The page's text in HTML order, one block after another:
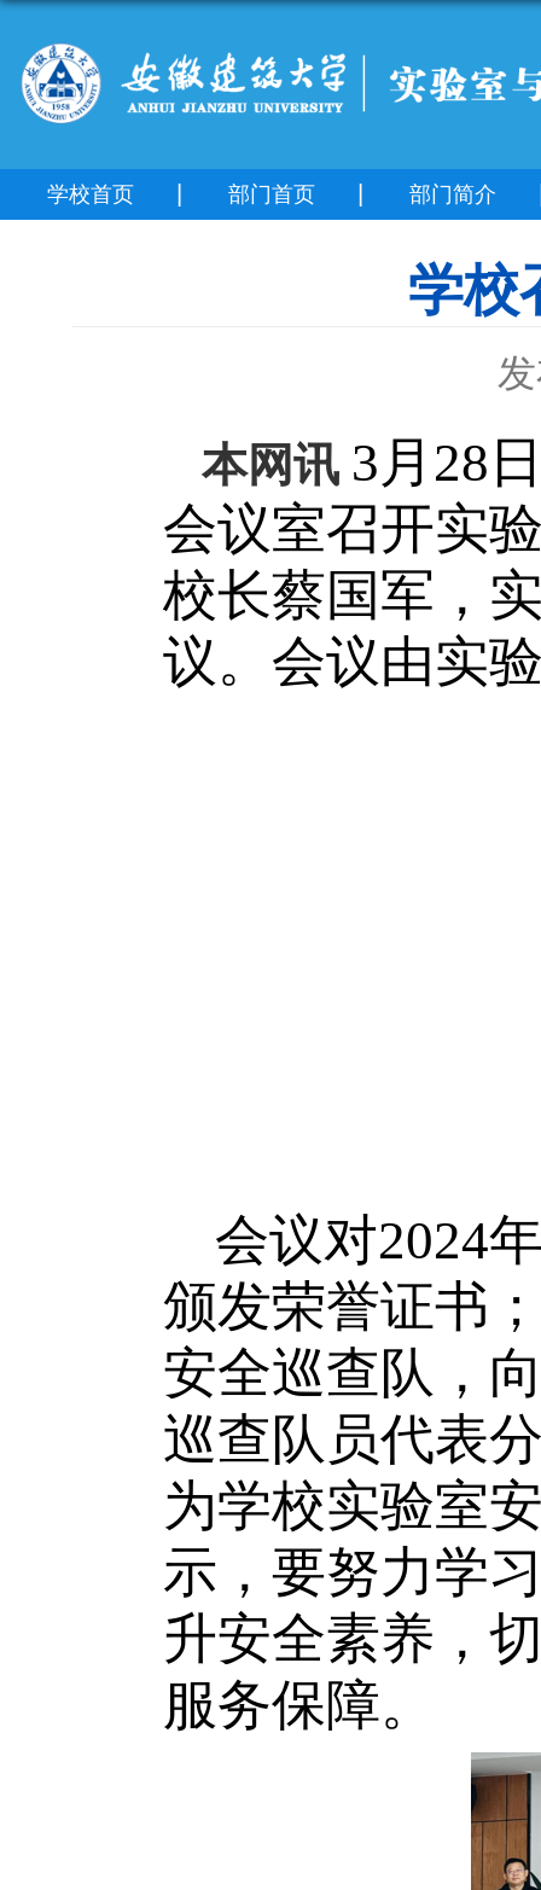
学校首页 部门首页 部门简介
学校
本网讯 3月28
会议室召开实
校长蔡国军，
议。会议由实
会议对2024
颁发荣誉证书
安全巡查队，
巡查队员代表
为学校实验室
示，要努力学
升安全素养，
服务保障。